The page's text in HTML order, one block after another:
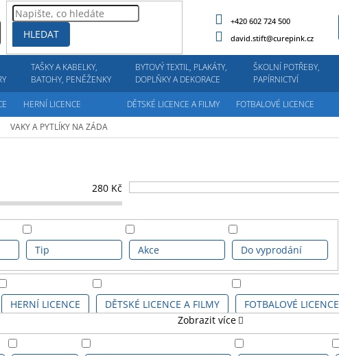
HLEDAT
+420 602 724 500
david.stift@curepink.cz
TAŠKY A KABELKY,
BATOHY, PENĚŽENKY
BYTOVÝ TEXTIL, PLAKÁTY,
DOPLŇKY A DEKORACE
ŠKOLNÍ POTŘEBY,
PAPÍRNICTVÍ
HERNÍ LICENCE DĚTSKÉ LICENCE A FILMY FOTBALOVÉ LICENCE
VAKY A PYTLÍKY NA ZÁDA
280 Kč
Tip Akce Do vyprodání
HERNÍ LICENCE DĚTSKÉ LICENCE A FILMY FOTBALOVÉ LICENCE
Zobrazit více